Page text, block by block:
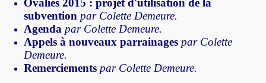
subvention par Colette Demeure.
Agenda par Colette Demeure.
Appels à nouveaux parrainages par Colette
Demeure.
Remerciements par Colette Demeure.